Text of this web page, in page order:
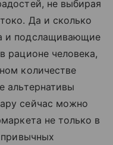
не выбирая
Да и сколько
и подслащивающие
рационе человека,
количестве
альтернативы
сейчас можно
не только в